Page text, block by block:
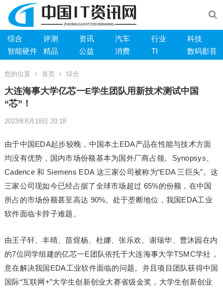
综合 评测 资讯 汽车 行业
科技
智能硬件
精品 公益 消费 TI 数码影音
您的位置 首页 综合
大连海事大学亿芯一E学生团队用新技术测试中国
“芯”！
2023年8月18日 20:18
由于中国EDA起步较晚，中国本土EDA产品在性能与技术方面
均没有优势，国内市场份额基本为国外厂商占领。Synopsys、
Cadence 和 Siemens EDA 这三家公司被称为“EDA 三巨头”。这
三家公司现如今已经占据了全球市场超过 65%的份额，在中国
所占的市场份额甚至高达 90%。处于垄断地位，我国EDA工业
软件面临卡脖子难题。
由王子轩、丰晴、苗煜杨、杜娜、张乐欢、谢瑞华、曹沐园在内
的7位同学组建的亿芯一E团队依托于大连海事大学TSMC学社，
意在解决我国EDA工业软件面临的问题。并且项目团队获得中国
国际“互联网+”大学生创新创业大赛省级金奖，大学生创新创业